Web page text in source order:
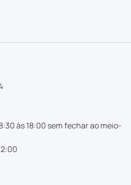
às 18:00 sem fechar ao meio-